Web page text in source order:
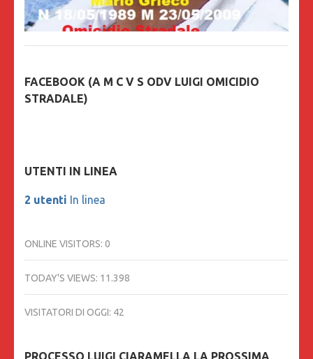
FACEBOOK (A M C V S ODV LUIGI OMICIDIO
STRADALE)
UTENTI IN LINEA
2 utenti In linea
ONLINE VISITORS: 0
TODAY'S VIEWS: 11.398
VISITATORI DI OGGI: 42